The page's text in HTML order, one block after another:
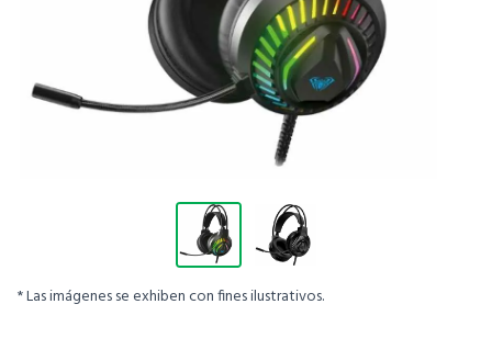
* Las imágenes se exhiben con fines ilustrativos.